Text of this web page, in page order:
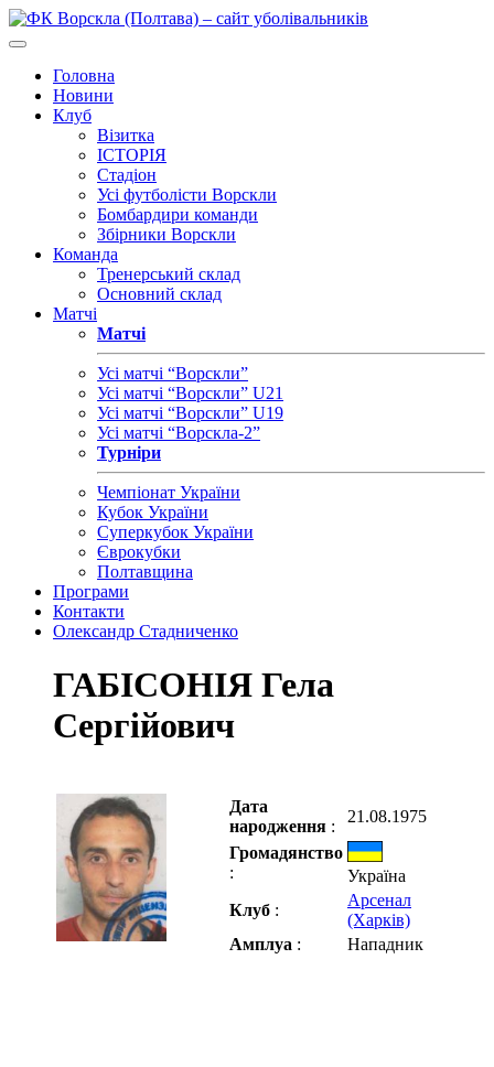
Головна
Новини
Клуб
Візитка
ІСТОРІЯ
Стадіон
Усі футболісти Ворскли
Бомбардири команди
Збірники Ворскли
Команда
Тренерський склад
Основний склад
Матчі
Матчі
Усі матчі “Ворскли”
Усі матчі “Ворскли” U21
Усі матчі “Ворскли” U19
Усі матчі “Ворскла-2”
Турніри
Чемпіонат України
Кубок України
Суперкубок України
Єврокубки
Полтавщина
Програми
Контакти
Олександр Стадниченко
ГАБІСОНІЯ Гела
Сергійович
Дата
народження :
21.08.1975
Громадянство
:
Україна
Клуб :
Арсенал
(Харків)
Амплуа : Нападник